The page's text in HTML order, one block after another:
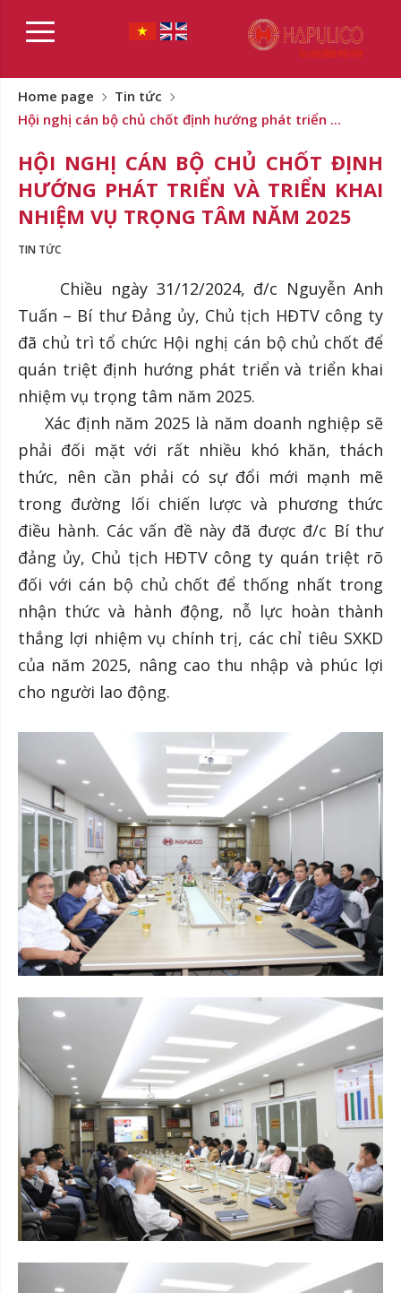
Home page
Tin tức
Hội nghị cán bộ chủ chốt định hướng phát triển ...
HỘI NGHỊ CÁN BỘ CHỦ CHỐT ĐỊNH
HƯỚNG PHÁT TRIỂN VÀ TRIỂN KHAI
NHIỆM VỤ TRỌNG TÂM NĂM 2025
TIN TỨC
Chiều ngày 31/12/2024, đ/c Nguyễn Anh
Tuấn – Bí thư Đảng ủy, Chủ tịch HĐTV công ty
đã chủ trì tổ chức Hội nghị cán bộ chủ chốt để
quán triệt định hướng phát triển và triển khai
nhiệm vụ trọng tâm năm 2025.
Xác định năm 2025 là năm doanh nghiệp sẽ
phải đối mặt với rất nhiều khó khăn, thách
thức, nên cần phải có sự đổi mới mạnh mẽ
trong đường lối chiến lược và phương thức
điều hành. Các vấn đề này đã được đ/c Bí thư
đảng ủy, Chủ tịch HĐTV công ty quán triệt rõ
đối với cán bộ chủ chốt để thống nhất trong
nhận thức và hành động, nỗ lực hoàn thành
thắng lợi nhiệm vụ chính trị, các chỉ tiêu SXKD
của năm 2025, nâng cao thu nhập và phúc lợi
cho người lao động.